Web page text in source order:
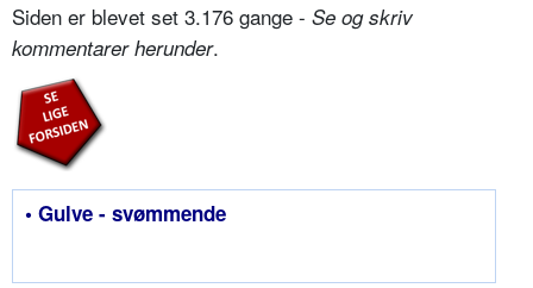
Siden er blevet set 3.176 gange - Se og skriv
kommentarer herunder.
• Gulve - svømmende